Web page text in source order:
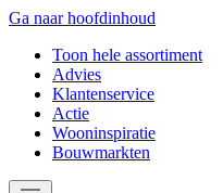
Ga naar hoofdinhoud
Toon hele assortiment
Advies
Klantenservice
Actie
Wooninspiratie
Bouwmarkten